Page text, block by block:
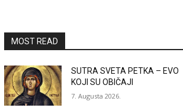
MOST READ
SUTRA SVETA PETKA – EVO
KOJI SU OBIČAJI
7. Augusta 2026.